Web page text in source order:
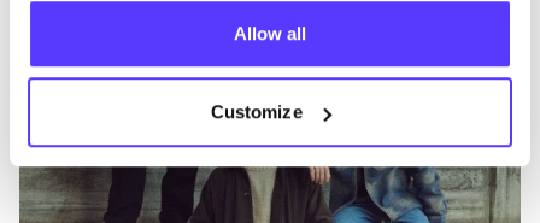
Allow all
Customize